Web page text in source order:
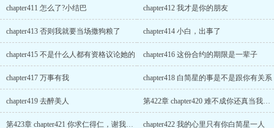
chapter411 怎么了?小结巴 chapter412 我才是你的朋友
chapter413 否则我就要当场撒狗粮了 chapter414 小白，出事了
chapter415 不是什么人都有资格议论她的 chapter416 这份合约的期限是一辈子
chapter417 万事有我 chapter418 白简星的事是不是跟你有关系
chapter419 去醉美人 第422章 chapter420 难不成你还真当我是个傻子了
第423章 chapter421 你求仁得仁，谢我做什么 chapter422 我的心里只有你白简星一人